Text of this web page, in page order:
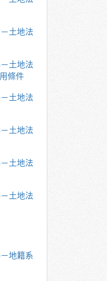
土地法
土地法
條件
土地法
土地法
土地法
土地法
地籍系